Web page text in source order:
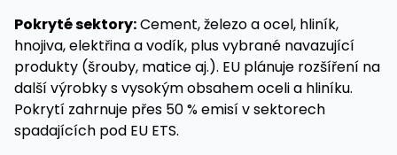
Pokryté sektory:Cement, železo a ocel, hliník,
hnojiva, elektřina a vodík, plus vybrané navazující
produkty (šrouby, matice aj.). EU plánuje rozšíření na
další výrobky s vysokým obsahem oceli a hliníku.
Pokrytí zahrnuje přes 50 % emisí v sektorech
spadajících pod EU ETS.